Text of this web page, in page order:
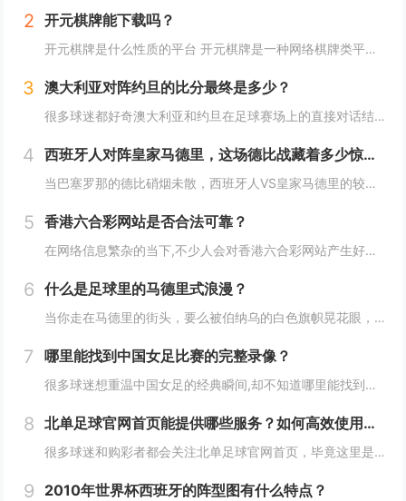
2 开元棋牌能下载吗？
开元棋牌是什么性质的平台 开元棋牌是一种网络棋牌类平台,这类平台打着休闲娱乐的旗号，以各类棋牌游戏为载体，需要明确的是，在我国，除特定合法场所和经严格审批的特定网络博彩项目外，网络棋牌赌博属于违法行为，很多类似的所谓开元棋牌平台，其本质并...
3 澳大利亚对阵约旦的比分最终是多少？
很多球迷都好奇澳大利亚和约旦在足球赛场上的直接对话结果如何，这场比赛的比分不仅关乎两队的积分排名，也能反映出双方的实力对比，下面我们就来详细回顾这场比赛的比分及背后的故事。 比分揭晓：澳大利亚3:1战胜约旦 在2024年3月的世预赛...
4 西班牙人对阵皇家马德里，这场德比战藏着多少惊喜与恩怨？
当巴塞罗那的德比硝烟未散，西班牙人VS皇家马德里的较量同样牵动着西甲球迷的心，这场对决不止是积分榜上的博弈，更是加泰罗尼亚“黑马”与马德里“银河战舰”的风格碰撞，背后藏着历史恩怨、战术博弈与球星闪光的多重看点。 历史交锋：皇马的统治与...
5 香港六合彩网站是否合法可靠？
在网络信息繁杂的当下,不少人会对香港六合彩网站产生好奇，究竟这些网站是否合法可靠呢？接下来我们就详细探讨这个问题。 香港六合彩的基本情况 香港六合彩是香港唯一的合法彩票,由香港赛马会负责营运，它有着特定的游戏规则和开奖流程，每周二、周四...
6 什么是足球里的马德里式浪漫？
当你走在马德里的街头，要么被伯纳乌的白色旗帜晃花眼，要么被万达大都会（曾是卡尔德隆）的红色海洋暖到心，这座城市的足球浪漫，一半是皇马的星光传奇，一半是马竞的铁血坚守，两种味道混在一起，就成了独一份的“马德里式浪漫”。 皇马：用星光与传...
7 哪里能找到中国女足比赛的完整录像？
很多球迷想重温中国女足的经典瞬间,却不知道哪里能找到完整、高清的比赛录像，这篇文章从获取渠道、资源特点、观看价值等角度，帮你理清“找录像”的门道。 这些渠道能稳定获取完整录像 官方平台是最靠谱的“宝库”： 中国足协/赛事官...
8 北单足球官网首页能提供哪些服务？如何高效使用其功能？
很多球迷和购彩者都会关注北单足球官网首页，毕竟这里是了解北京单场足球彩票、获取赛事资讯的核心入口，但你真的清楚首页能提供哪些服务，又该怎么高效利用这些功能吗？今天就来详细拆解一下。 北单足球官网首页的核心服务模块有哪些？ 北单足球官网首...
9 2010年世界杯西班牙的阵型图有什么特点？